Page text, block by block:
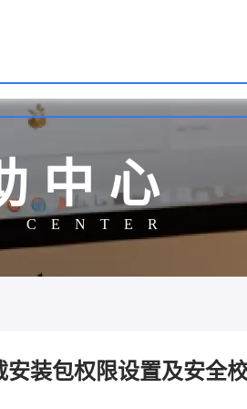
中心
CENTER
安装包权限设置及安全